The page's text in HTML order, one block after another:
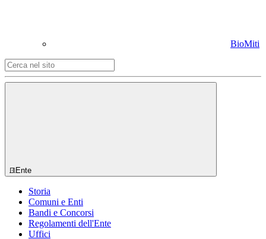
BioMiti
Ente
Storia
Comuni e Enti
Bandi e Concorsi
Regolamenti dell'Ente
Uffici